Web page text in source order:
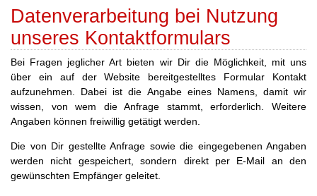
Datenverarbeitung bei Nutzung
unseres Kontaktformulars
Bei Fragen jeglicher Art bieten wir Dir die Möglichkeit, mit uns
über ein auf der Website bereitgestelltes Formular Kontakt
aufzunehmen. Dabei ist die Angabe eines Namens, damit wir
wissen, von wem die Anfrage stammt, erforderlich. Weitere
Angaben können freiwillig getätigt werden.
Die von Dir gestellte Anfrage sowie die eingegebenen Angaben
werden nicht gespeichert, sondern direkt per E-Mail an den
gewünschten Empfänger geleitet.